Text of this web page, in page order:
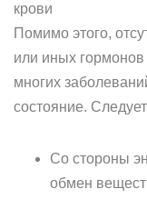
крови
Помимо этого,
или иных гормонов
многих
состояние.
Со стороны
обмен